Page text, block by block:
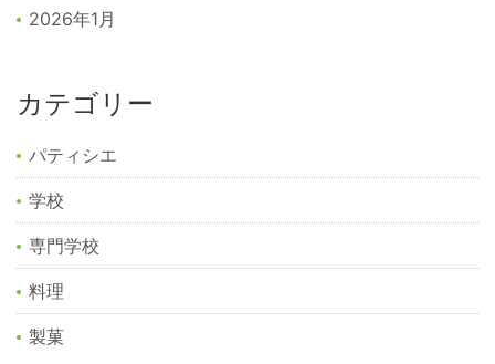
2026年1月
カテゴリー
パティシエ
学校
専門学校
料理
製菓